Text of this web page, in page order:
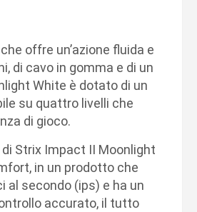
offre un’azione fluida e
di cavo in gomma e di un
White è dotato di un
su quattro livelli che
di gioco.
Strix Impact II Moonlight
in un prodotto che
al secondo (ips) e ha un
accurato, il tutto